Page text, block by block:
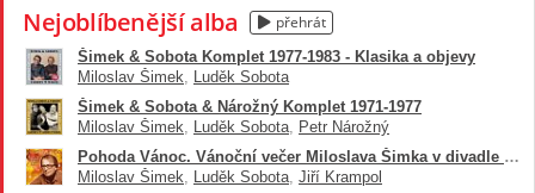
divadlo, s nímž jezdil po republice a které dva a půl roku úspěšně
působilo na nám. I.P. Pavlova v Praze. Ztvárnil řadu populárních
filmových rolí, nejznámější ve filmech Jáchyme ,hoď ho do stroje,
Jen ho nechte, ať se bojí, Zítra to roztočíme, drahoušku a
dalších. Účinkoval v mnoha zábavných pořadech, pro TV Nova
vytvořil 9 dílů zábavného pořadu Senzibilšou. V roce
2010 dostává roli v seriálu Okresní přebor. Překvapením ,nejen
pro kritiky, ztvárnil vážnou roli předsedy Orla. Následovaly další
Nejoblíbenější alba přehrát
Šimek & Sobota Komplet 1977-1983 - Klasika a objevy
Miloslav Šimek, Luděk Sobota
Šimek & Sobota & Nárožný Komplet 1971-1977
Miloslav Šimek, Luděk Sobota, Petr Nárožný
Pohoda Vánoc. Vánoční večer Miloslava Šimka v divadle Semafor
Miloslav Šimek, Luděk Sobota, Jiří Krampol